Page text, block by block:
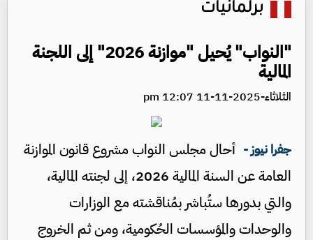
برلمانيات
"النواب" يُحيل "موازنة 2026" إلى اللجنة
المالية
الثلاثاء-2025-11-11 12:07 pm
جفرا نيوز - أحال مجلس النواب مشروع قانون الموازنة
العامة عن السنة المالية 2026، إلى لجنته المالية،
والتي بدورها ستُباشر بمُناقشته مع الوزارات
والوحدات والمؤسسات الحُكومية، ومن ثم الخروج